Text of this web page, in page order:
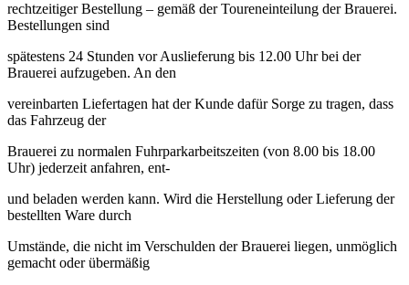
rechtzeitiger Bestellung – gemäß der Toureneinteilung der Brauerei.
Bestellungen sind
spätestens 24 Stunden vor Auslieferung bis 12.00 Uhr bei der
Brauerei aufzugeben. An den
vereinbarten Liefertagen hat der Kunde dafür Sorge zu tragen, dass
das Fahrzeug der
Brauerei zu normalen Fuhrparkarbeitszeiten (von 8.00 bis 18.00
Uhr) jederzeit anfahren, ent-
und beladen werden kann. Wird die Herstellung oder Lieferung der
bestellten Ware durch
Umstände, die nicht im Verschulden der Brauerei liegen, unmöglich
gemacht oder übermäßig